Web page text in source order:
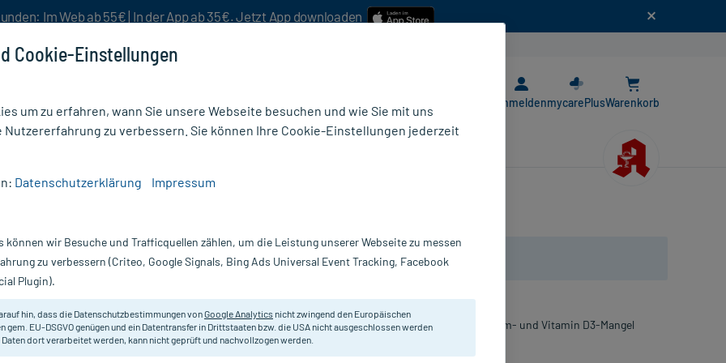
Im Web ab 55€ | In der App ab 35€. Jetzt App downloaden
AnmeldenmycarePlusWarenkorb
Nur für kurze Zeit:Gratis-Versand* ab 19€ Mindestbestellwert!
Mg/400 I.E.,
Vitamin-Mineralstoff-Kombination bei nachgewiesenem Calcium- und Vitamin D3-Mangel
sowie zur unterstützenden Behandlung von Osteoporose.
Cookie-Einstellungen
um zu erfahren, wann Sie unsere Webseite besuchen und wie Sie mit uns
Nutzererfahrung zu verbessern. Sie können Ihre Cookie-Einstellungen jederzeit
Datenschutzerklärung Impressum
können wir Besuche und Trafficquellen zählen, um die Leistung unserer Webseite zu messen
zu verbessern (Criteo, Google Signals, Bing Ads Universal Event Tracking, Facebook
Plugin).
hin, dass die Datenschutzbestimmungen vonGoogle Analytics nicht zwingend den Europäischen
gem. EU-DSGVO genügen und ein Datentransfer in Drittstaaten bzw. die USA nicht ausgeschlossen werden
Daten dort verarbeitet werden, kann nicht geprüft und nachvollzogen werden.